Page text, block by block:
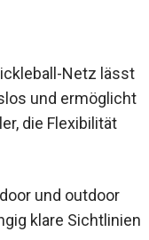
Netz lässt
und ermöglicht
die Flexibilität
und outdoor
klare Sichtlinien